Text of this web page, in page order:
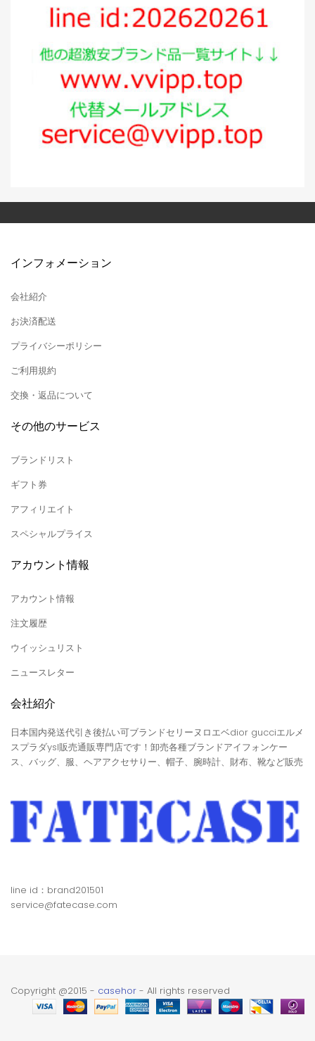
インフォメーション
会社紹介
お決済配送
プライバシーポリシー
ご利用規約
交換・返品について
その他のサービス
ブランドリスト
ギフト券
アフィリエイト
スペシャルプライス
アカウント情報
アカウント情報
注文履歴
ウイッシュリスト
ニュースレター
会社紹介
日本国内発送代引き後払い可ブランドセリーヌロエベdior gucciエルメ
スプラダysl販売通販専門店です！卸売各種ブランドアイフォンケー
ス、バッグ、服、ヘアアクセサりー、帽子、腕時計、財布、靴など販売
line id：brand201501
service@fatecase.com
Copyright @2015 - casehor - All rights reserved